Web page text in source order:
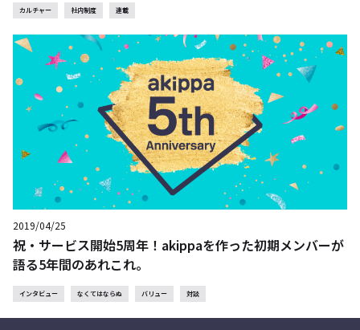
カルチャー 社内制度 連載
2019/04/25
祝・サービス開始5周年！akippaを作った初期メンバーが
語る5年間のあれこれ。
インタビュー なくてはならぬ バリュー 対談